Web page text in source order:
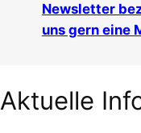
Newsletter
uns gern eine
Aktuelle